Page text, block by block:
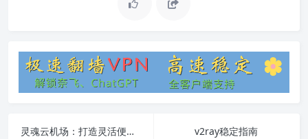
灵魂云机场：打造灵活便捷的云计算空间
v2ray稳定指南